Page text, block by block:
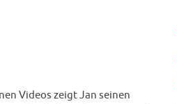
Videos zeigt Jan seinen